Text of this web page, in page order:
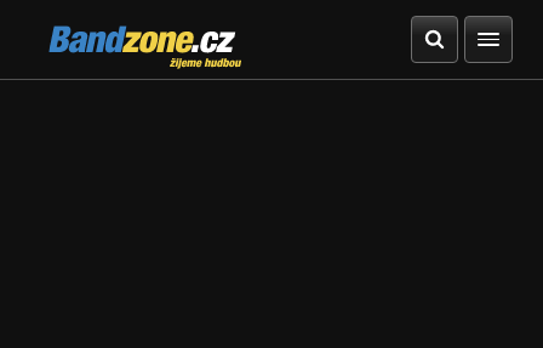
Bandzone.cz
žijeme hudbou